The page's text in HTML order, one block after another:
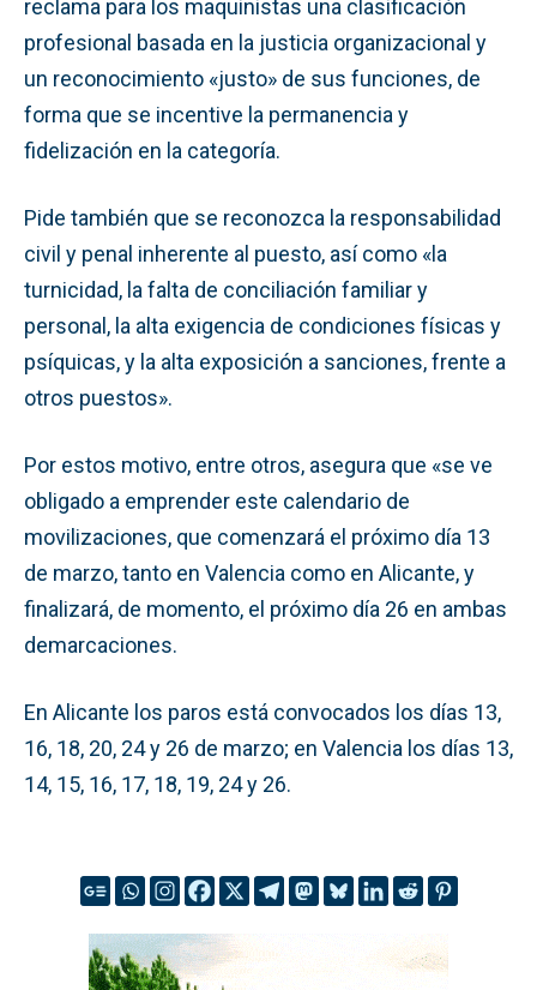
reclama para los maquinistas una clasificación
profesional basada en la justicia organizacional y
un reconocimiento «justo» de sus funciones, de
forma que se incentive la permanencia y
fidelización en la categoría.
Pide también que se reconozca la responsabilidad
civil y penal inherente al puesto, así como «la
turnicidad, la falta de conciliación familiar y
personal, la alta exigencia de condiciones físicas y
psíquicas, y la alta exposición a sanciones, frente a
otros puestos».
Por estos motivo, entre otros, asegura que «se ve
obligado a emprender este calendario de
movilizaciones, que comenzará el próximo día 13
de marzo, tanto en Valencia como en Alicante, y
finalizará, de momento, el próximo día 26 en ambas
demarcaciones.
En Alicante los paros está convocados los días 13,
16, 18, 20, 24 y 26 de marzo; en Valencia los días 13,
14, 15, 16, 17, 18, 19, 24 y 26.